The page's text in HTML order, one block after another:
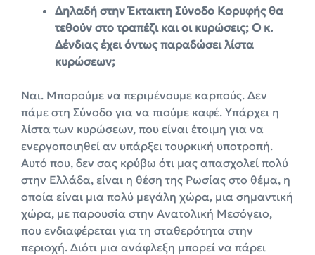
Δηλαδή στην Έκτακτη Σύνοδο Κορυφής θα
τεθούν στο τραπέζι και οι κυρώσεις; Ο κ.
Δένδιας έχει όντως παραδώσει λίστα
κυρώσεων;
Ναι. Μπορούμε να περιμένουμε καρπούς. Δεν
πάμε στη Σύνοδο για να πιούμε καφέ. Υπάρχει η
λίστα των κυρώσεων, που είναι έτοιμη για να
ενεργοποιηθεί αν υπάρξει τουρκική υποτροπή.
Αυτό που, δεν σας κρύβω ότι μας απασχολεί πολύ
στην Ελλάδα, είναι η θέση της Ρωσίας στο θέμα, η
οποία είναι μια πολύ μεγάλη χώρα, μια σημαντική
χώρα, με παρουσία στην Ανατολική Μεσόγειο,
που ενδιαφέρεται για τη σταθερότητα στην
περιοχή. Διότι μια ανάφλεξη μπορεί να πάρει